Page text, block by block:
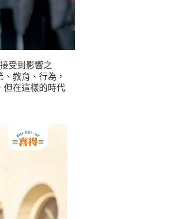
受到影響之
教育、行為，
但在這樣的時代